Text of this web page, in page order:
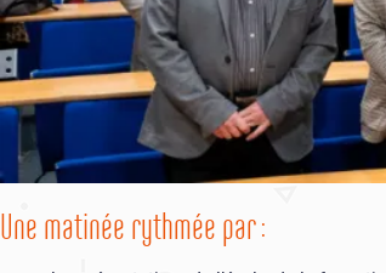
Une matinée rythmée par :